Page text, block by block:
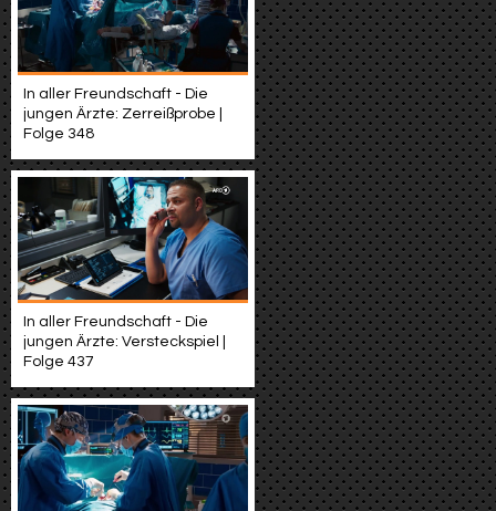
In aller Freundschaft - Die
jungen Ärzte: Zerreißprobe |
Folge 348
In aller Freundschaft - Die
jungen Ärzte: Versteckspiel |
Folge 437